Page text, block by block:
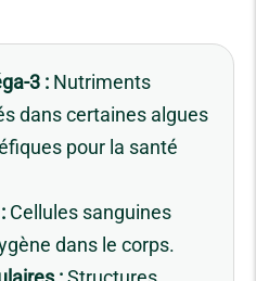
3 : Nutriments
dans certaines algues
pour la santé
Cellules sanguines
dans le corps.